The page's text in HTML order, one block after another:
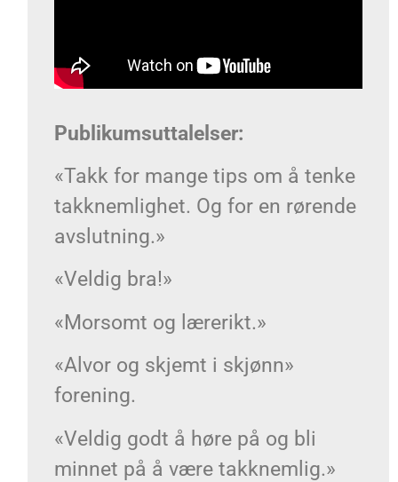
Publikumsuttalelser:
«Takk for mange tips om å tenke
takknemlighet. Og for en rørende
avslutning.»
«Veldig bra!»
«Morsomt og lærerikt.»
«Alvor og skjemt i skjønn»
forening.
«Veldig godt å høre på og bli
minnet på å være takknemlig.»